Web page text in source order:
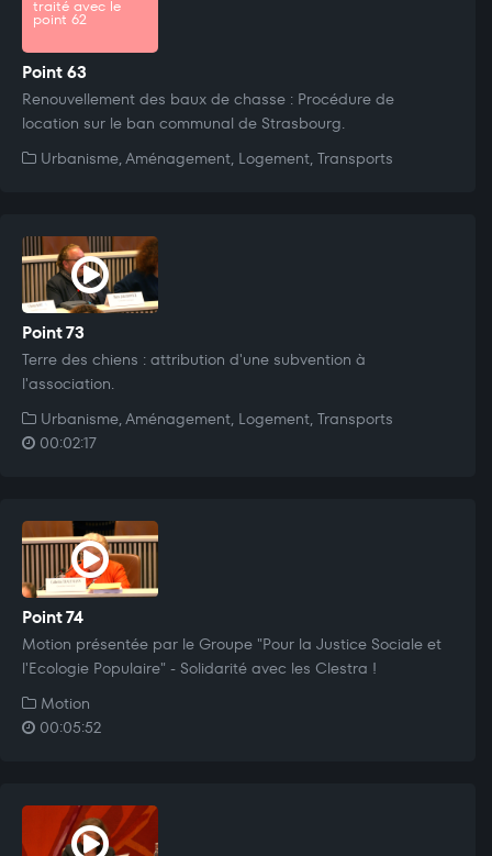
traité avec le
point 62
Point 63
Renouvellement des baux de chasse : Procédure de
location sur le ban communal de Strasbourg.
Urbanisme, Aménagement, Logement, Transports
Point 73
Terre des chiens : attribution d'une subvention à
l'association.
Urbanisme, Aménagement, Logement, Transports
00:02:17
Point 74
Motion présentée par le Groupe "Pour la Justice Sociale et
l'Ecologie Populaire" - Solidarité avec les Clestra !
Motion
00:05:52